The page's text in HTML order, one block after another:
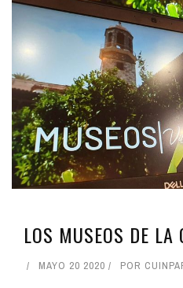
LOS MUSEOS DE LA
MAYO 20 2020 POR